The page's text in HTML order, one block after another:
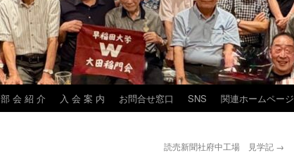
部 会 紹 介 入 会 案 内 お問合せ窓口 SNS 関連ホームページ
読売新聞社府中工場 見学記 →